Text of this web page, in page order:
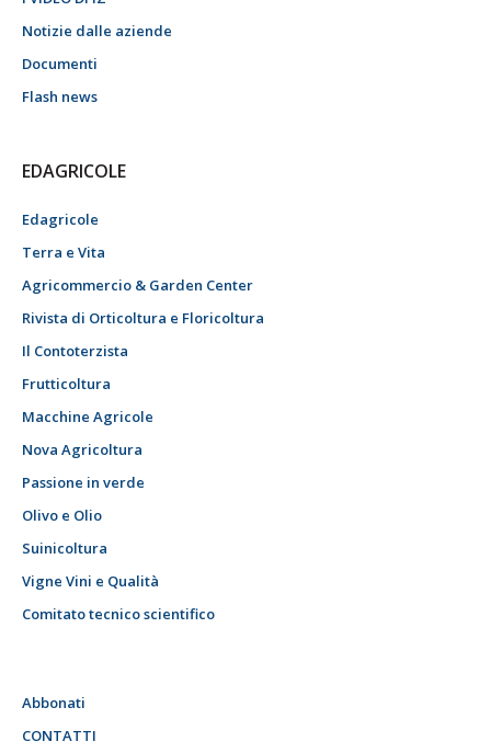
Notizie dalle aziende
Documenti
Flash news
EDAGRICOLE
Edagricole
Terra e Vita
Agricommercio & Garden Center
Rivista di Orticoltura e Floricoltura
Il Contoterzista
Frutticoltura
Macchine Agricole
Nova Agricoltura
Passione in verde
Olivo e Olio
Suinicoltura
Vigne Vini e Qualità
Comitato tecnico scientifico
Abbonati
CONTATTI